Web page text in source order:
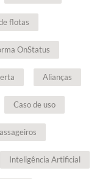
flotas
OnStatus
Alianças
Caso de uso
Inteligência Artificial